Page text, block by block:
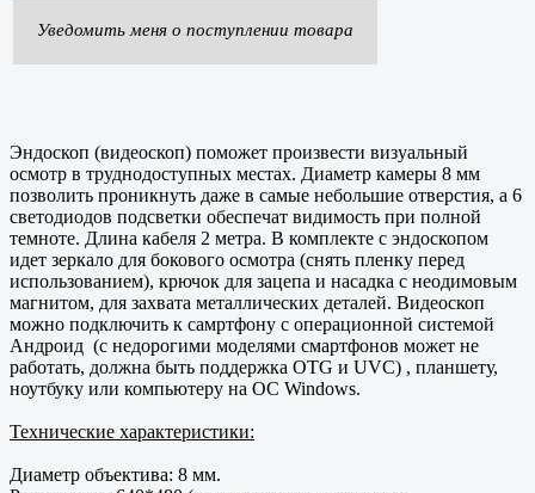
Уведомить меня о поступлении товара
Эндоскоп (видеоскоп) поможет произвести визуальный
осмотр в труднодоступных местах. Диаметр камеры 8 мм
позволить проникнуть даже в самые небольшие отверстия, а 6
светодиодов подсветки обеспечат видимость при полной
темноте. Длина кабеля 2 метра. В комплекте с эндоскопом
идет зеркало для бокового осмотра (снять пленку перед
использованием), крючок для зацепа и насадка с неодимовым
магнитом, для захвата металлических деталей. Видеоскоп
можно подключить к самртфону с операционной системой
Андроид (с недорогими моделями смартфонов может не
работать, должна быть поддержка OTG и UVC) , планшету,
ноутбуку или компьютеру на ОC Windows.
Технические характеристики:
Диаметр объектива: 8 мм.